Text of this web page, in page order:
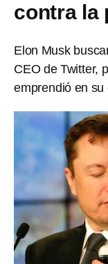
contra la
Elon Musk
CEO de Twitter,
emprendió en